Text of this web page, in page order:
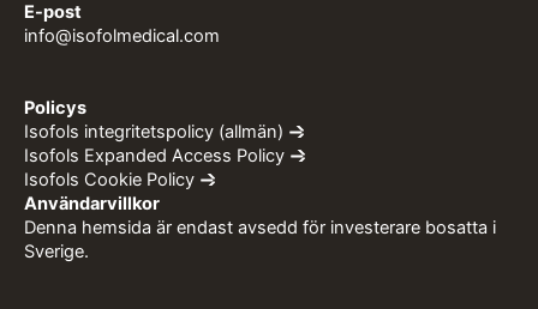
E-post
info@isofolmedical.com
Policys
Isofols integritetspolicy (allmän)
Isofols Expanded Access Policy
Isofols Cookie Policy
Användarvillkor
Denna hemsida är endast avsedd för investerare bosatta i
Sverige.